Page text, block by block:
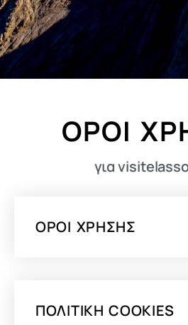
ΟΡΟΙ
για
ΌΡΟΙ ΧΡΉΣΗΣ
ΠΟΛΙΤΙΚΉ COOKIES